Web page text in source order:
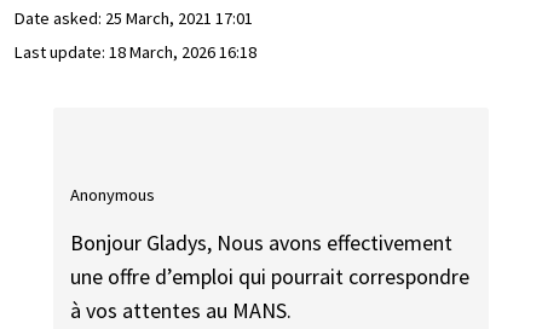
Date asked: 25 March, 2021 17:01
Last update: 18 March, 2026 16:18
Anonymous
Bonjour Gladys, Nous avons effectivement
une offre d’emploi qui pourrait correspondre
à vos attentes au MANS.